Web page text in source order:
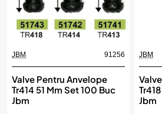
JBM 91256
Valve Pentru Anvelope
Tr414 51 Mm Set 100 Buc
Jbm
JBM
Jbm